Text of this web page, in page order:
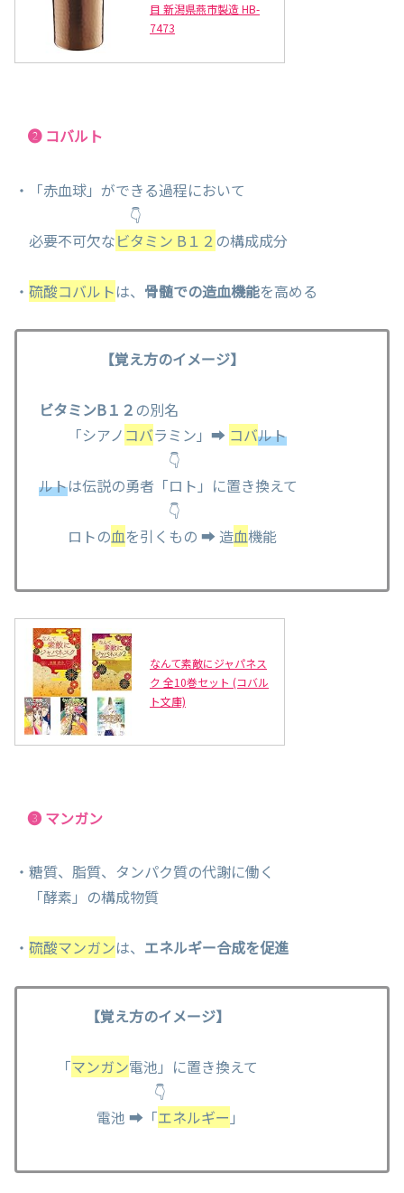
目 新潟県燕市製造 HB-
7473
❷ コバルト
・「赤血球」ができる過程において
👇
必要不可欠なビタミン B１２ の構成成分
・ 硫酸コバルトは、 骨髄での造血機能を高める
【覚え方のイメージ】
ビタミンB１２ の別名
「シアノ コバラミン」➡ コバルト
👇
ルトは伝説の勇者「ロト」に置き換えて
👇
ロトの血を引くもの ➡ 造血機能
なんて素敵にジャパネス
ク 全10巻セット (コバル
ト文庫)
❸ マンガン
・糖質、脂質、タンパク質の代謝に働く
「酵素」の構成物質
・ 硫酸マンガンは、 エネルギー合成を促進
【覚え方のイメージ】
「マンガン電池」に置き換えて
👇
電池 ➡「エネルギー 」